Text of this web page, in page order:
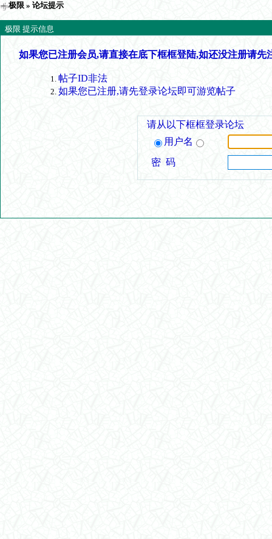
极限 » 论坛提示
极限 提示信息
如果您已注册会员,请直接在底下框框登陆,如还没注册请先
帖子ID非法
如果您已注册,请先登录论坛即可游览帖子
请从以下框框登录论坛
用户名
密 码